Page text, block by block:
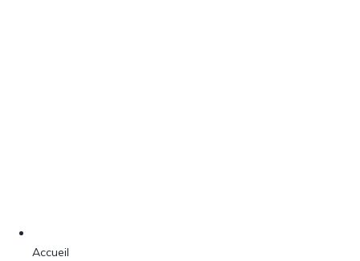
Accueil